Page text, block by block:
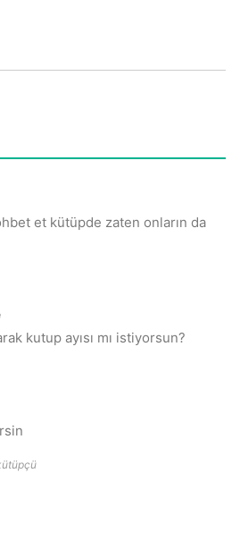
et kütüpde zaten onların da
kutup ayısı mı istiyorsun?